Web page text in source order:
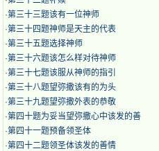
·第三十三题该有一位神师
·第三十四题神师是天主的代表
·第三十五题选择神师
·第三十六题该怎么样对待神师
·第三十七题该服从神师的指引
·第三十八题望弥撒该有的为头
·第三十九题望弥撒外表的恭敬
·第四十题为妥当望弥撒心中该发的善
·第四十一题预备领圣体
·第四十二题领圣体该发的善情